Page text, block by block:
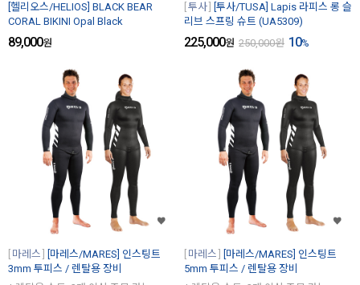
[헬리오스/HELIOS] BLACK BEAR
CORAL BIKINI Opal Black
89,000원
투사
[투사/TUSA] Lapis 라피스 롱 슬
리브 스프링 슈트 (UA5309)
225,000원 250,000원 10%
마레스
[마레스/MARES] 인스팅트
3mm 투피스 / 렌탈용 장비
마레스
[마레스/MARES] 인스팅트
5mm 투피스 / 렌탈용 장비